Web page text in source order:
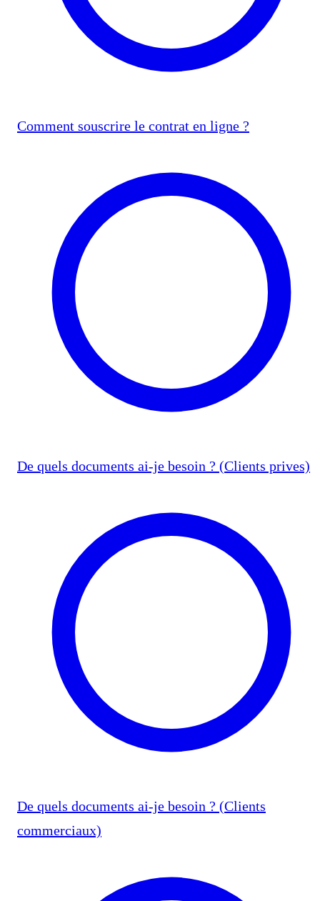
Comment souscrire le contrat en ligne ?
De quels documents ai-je besoin ? (Clients prives)
De quels documents ai-je besoin ? (Clients
commerciaux)